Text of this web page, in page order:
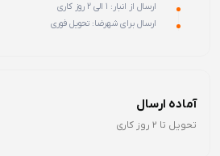
ارسال از انبار: 1 الی 2 روز کاری
ارسال برای شهرضا: تحویل فوری
آماده ارسال
تحویل تا 2 روز کاری